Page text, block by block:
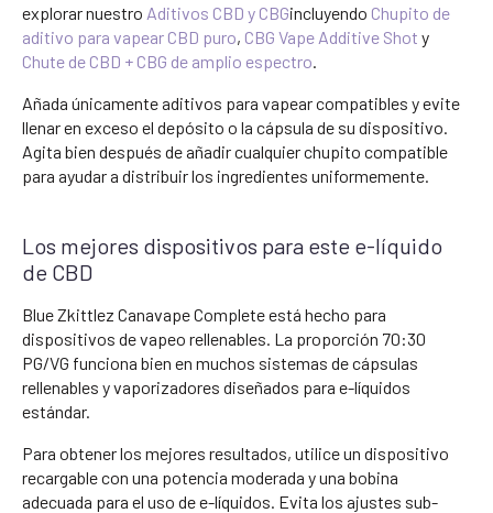
explorar nuestro Aditivos CBD y CBGincluyendo Chupito de
aditivo para vapear CBD puro, CBG Vape Additive Shot y
Chute de CBD + CBG de amplio espectro
Añada únicamente aditivos para vapear compatibles y evite
llenar en exceso el depósito o la cápsula de su dispositivo.
Agita bien después de añadir cualquier chupito compatible
para ayudar a distribuir los ingredientes uniformemente.
Los mejores dispositivos para este e-líquido
de CBD
Blue Zkittlez Canavape Complete está hecho para
dispositivos de vapeo rellenables. La proporción 70:30
PG/VG funciona bien en muchos sistemas de cápsulas
rellenables y vaporizadores diseñados para e-líquidos
estándar.
Para obtener los mejores resultados, utilice un dispositivo
recargable con una potencia moderada y una bobina
adecuada para el uso de e-líquidos. Evita los ajustes sub-